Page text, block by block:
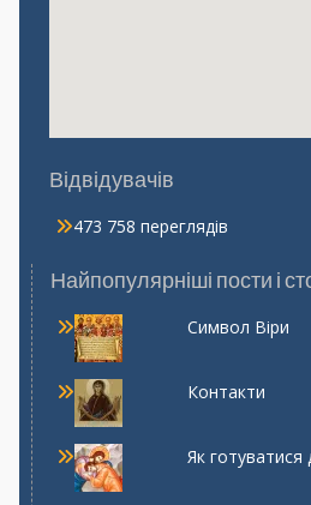
Відвідувачів
473 758 переглядів
Найпопулярніші пости і
Символ Віри
Контакти
Як готуватися